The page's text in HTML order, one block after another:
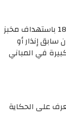
قام الطيران الحربي الإسرائيلي بتاريخ 18/10/2023 باستهداف مخبز
إنذار أو
في المباني
على الحكاية